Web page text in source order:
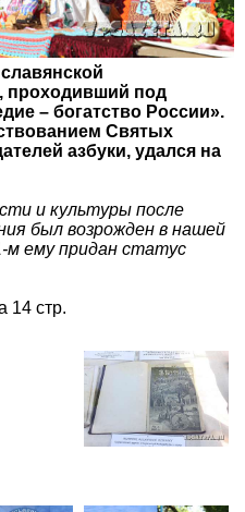
проходивший под
– богатство России».
Святых
азбуки, удался на
и культуры после
был возрожден в нашей
м ему придан статус
14 стр.